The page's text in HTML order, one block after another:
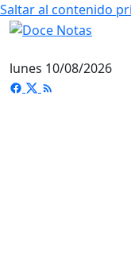
Saltar al contenido
lunes 10/08/2026